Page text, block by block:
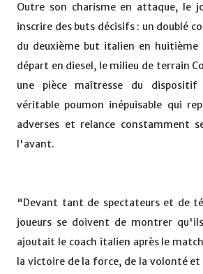
Outre son charisme en attaque, le
inscrire des buts décisifs : un doublé
du deuxième but italien en huitième
départ en diesel, le milieu de terrain
une pièce maîtresse du
véritable poumon inépuisable qui
adverses et relance constamment
l'avant.
"Devant tant de spectateurs et de
joueurs se doivent de montrer
ajoutait le coach italien après le
la victoire de la force, de la volonté